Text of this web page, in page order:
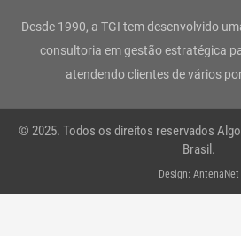
g
r
a
m
o
o
k
-
e
r
i
Desde 1990, a TGI tem desenvolvido
consultoria em gestão estratégica
atendendo clientes de vários
© 2025. Todos os direitos reservados
Brasil.
Design: AntenaNet